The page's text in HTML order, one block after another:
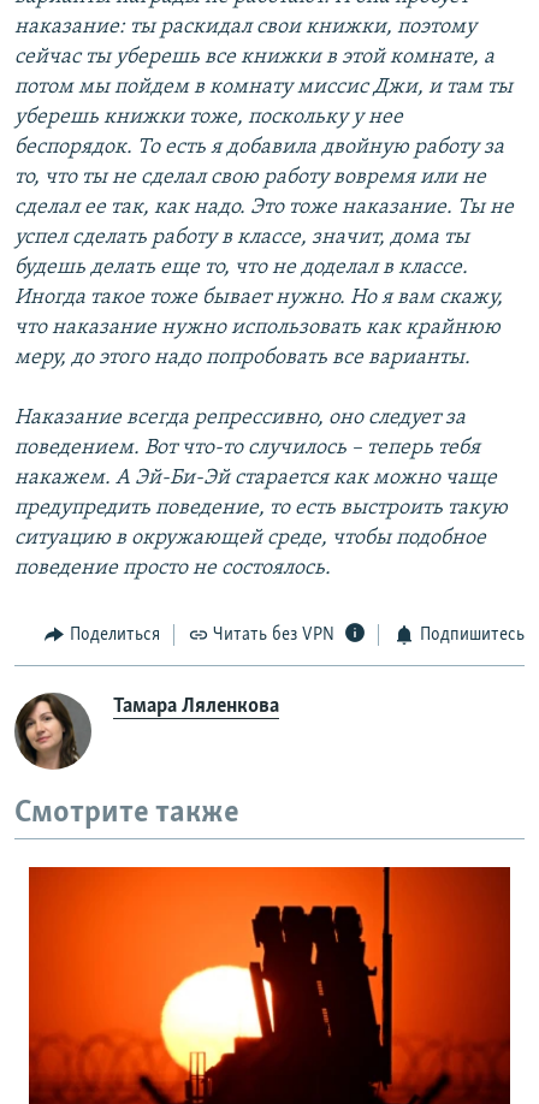
наказание: ты раскидал свои книжки, поэтому
сейчас ты уберешь все книжки в этой комнате, а
потом мы пойдем в комнату миссис Джи, и там ты
уберешь книжки тоже, поскольку у нее
беспорядок. То есть я добавила двойную работу за
то, что ты не сделал свою работу вовремя или не
сделал ее так, как надо. Это тоже наказание. Ты не
успел сделать работу в классе, значит, дома ты
будешь делать еще то, что не доделал в классе.
Иногда такое тоже бывает нужно. Но я вам скажу,
что наказание нужно использовать как крайнюю
меру, до этого надо попробовать все варианты.
Наказание всегда репрессивно, оно следует за
поведением. Вот что-то случилось – теперь тебя
накажем. А Эй-Би-Эй старается как можно чаще
предупредить поведение, то есть выстроить такую
ситуацию в окружающей среде, чтобы подобное
поведение просто не состоялось.
Поделиться Читать без VPN Подпишитесь
Тамара Ляленкова
Смотрите также